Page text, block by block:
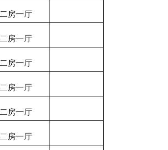
二房一厅
二房一厅
二房一厅
二房一厅
二房一厅
二房一厅